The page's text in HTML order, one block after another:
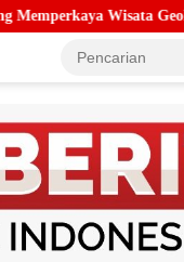
Geologi Bojonegoro